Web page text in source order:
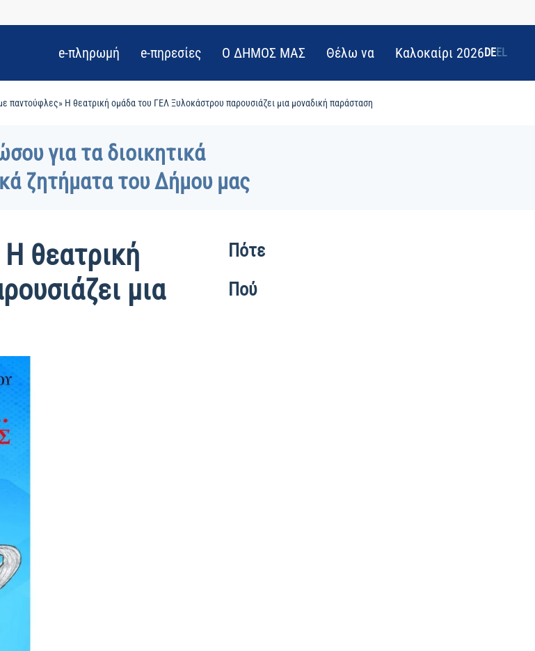
e-πληρωμή e-πηρεσίες Ο ΔΗΜΟΣ ΜΑΣ Θέλω να Καλοκαίρι 2026DEEL
παντούφλες» Η θεατρική ομάδα του ΓΕΛ Ξυλοκάστρου παρουσιάζει μια μοναδική παράσταση
για τα διοικητικά
ζητήματα του Δήμου μας
θεατρική
μια
Πότε
Πού